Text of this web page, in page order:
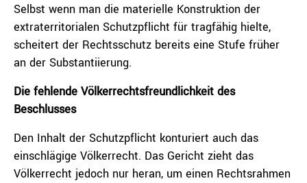
Selbst wenn man die materielle Konstruktion der
extraterritorialen Schutzpflicht für tragfähig hielte,
scheitert der Rechtsschutz bereits eine Stufe früher
an der Substantiierung.
Die fehlende Völkerrechtsfreundlichkeit des
Beschlusses
Den Inhalt der Schutzpflicht konturiert auch das
einschlägige Völkerrecht. Das Gericht zieht das
Völkerrecht jedoch nur heran, um einen Rechtsrahmen